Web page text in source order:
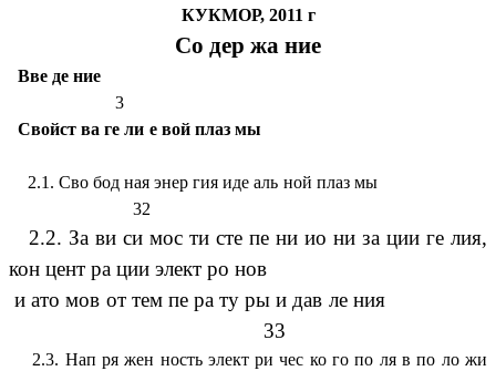
КУКМОР, 2011 г
Со дер жа ние
Вве де ние
3
Свойст ва ге ли е вой плаз мы
2.1. Сво бод ная энер гия иде аль ной плаз мы
32
2.2. За ви си мос ти сте пе ни ио ни за ции ге лия,
кон цент ра ции элект ро нов
и ато мов от тем пе ра ту ры и дав ле ния
33
2.3. Нап ря жен ность элект ри чес ко го по ля в по ло жи